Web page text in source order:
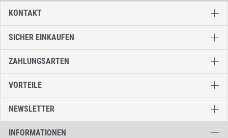
SICHER EINKAUFEN
ZAHLUNGSARTEN
VORTEILE
NEWSLETTER
INFORMATIONEN
KONTAKT